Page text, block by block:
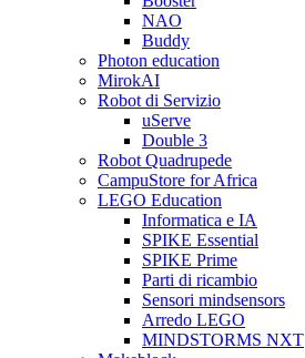
NAO
Buddy
Photon education
MirokAI
Robot di Servizio
uServe
Double 3
Robot Quadrupede
CampuStore for Africa
LEGO Education
Informatica e IA
SPIKE Essential
SPIKE Prime
Parti di ricambio
Sensori mindsensors
Arredo LEGO
MINDSTORMS NXT